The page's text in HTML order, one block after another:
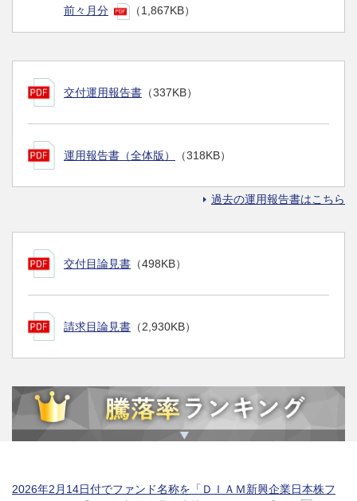
前々月分 （1,867KB）
交付運用報告書 （337KB）
運用報告書（全体版） （318KB）
過去の運用報告書はこちら
交付目論見書 （498KB）
請求目論見書 （2,930KB）
2026年2月14日付でファンド名称を「ＤＩＡＭ新興企業日本株フ